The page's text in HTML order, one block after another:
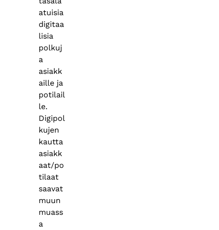
atuisia
digitaa
lisia
polkuj
a
asiakk
aille ja
potilail
le.
Digipol
kujen
kautta
asiakk
aat/po
tilaat
saavat
muun
muass
a